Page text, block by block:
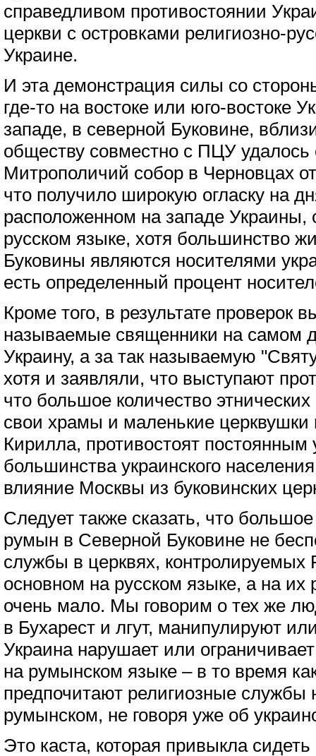
справедливом противостоянии
церкви с островками религиозно-
Украине.
И эта демонстрация силы со
где-то на востоке или юго-востоке
западе, в северной Буковине,
обществу совместно с ПЦУ удалось
Митрополичий собор в Черновцах
что получило широкую огласку на
расположенном на западе Украины,
русском языке, хотя большинство
Буковины являются носителями
есть определенный процент
Кроме того, в результате проверок
называемые священники на самом
Украину, а за так называемую
хотя и заявляли, что выступают
что большое количество
свои храмы и маленькие церквушки
Кирилла, противостоят
большинства украинского
влияние Москвы из буковинских
Следует также сказать, что
румын в Северной Буковине не
службы в церквях, контролируемых
основном на русском языке, а на
очень мало. Мы говорим о тех же
в Бухарест и лгут, манипулируют
Украина нарушает или
на румынском языке – в то время
предпочитают религиозные службы
румынском, не говоря уже об
Это каста, которая привыкла